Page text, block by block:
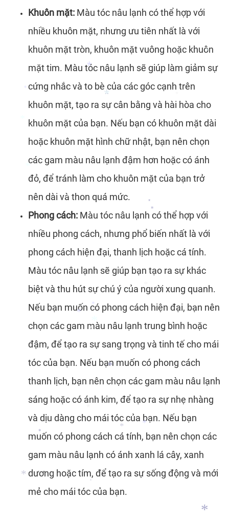
*
*
*
*
*
*
*
*
*
*
*
*
*
*
*
*
Khuôn mặt: Màu tóc nâu lạnh có thể hợp với
nhiều khuôn mặt, nhưng ưu tiên nhất là với
khuôn mặt tròn, khuôn mặt vuông hoặc khuôn
mặt tim. Màu tóc nâu lạnh sẽ giúp làm giảm sự
cứng nhắc và to bè của các góc cạnh trên
khuôn mặt, tạo ra sự cân bằng và hài hòa cho
khuôn mặt của bạn. Nếu bạn có khuôn mặt dài
hoặc khuôn mặt hình chữ nhật, bạn nên chọn
các gam màu nâu lạnh đậm hơn hoặc có ánh
đỏ, để tránh làm cho khuôn mặt của bạn trở
nên dài và thon quá mức.
Phong cách: Màu tóc nâu lạnh có thể hợp với
nhiều phong cách, nhưng phổ biến nhất là với
phong cách hiện đại, thanh lịch hoặc cá tính.
Màu tóc nâu lạnh sẽ giúp bạn tạo ra sự khác
biệt và thu hút sự chú ý của người xung quanh.
Nếu bạn muốn có phong cách hiện đại, bạn nên
chọn các gam màu nâu lạnh trung bình hoặc
đậm, để tạo ra sự sang trọng và tinh tế cho mái
tóc của bạn. Nếu bạn muốn có phong cách
thanh lịch, bạn nên chọn các gam màu nâu lạnh
sáng hoặc có ánh kim, để tạo ra sự nhẹ nhàng
và dịu dàng cho mái tóc của bạn. Nếu bạn
muốn có phong cách cá tính, bạn nên chọn các
gam màu nâu lạnh có ánh xanh lá cây, xanh
dương hoặc tím, để tạo ra sự sống động và mới
mẻ cho mái tóc của bạn.